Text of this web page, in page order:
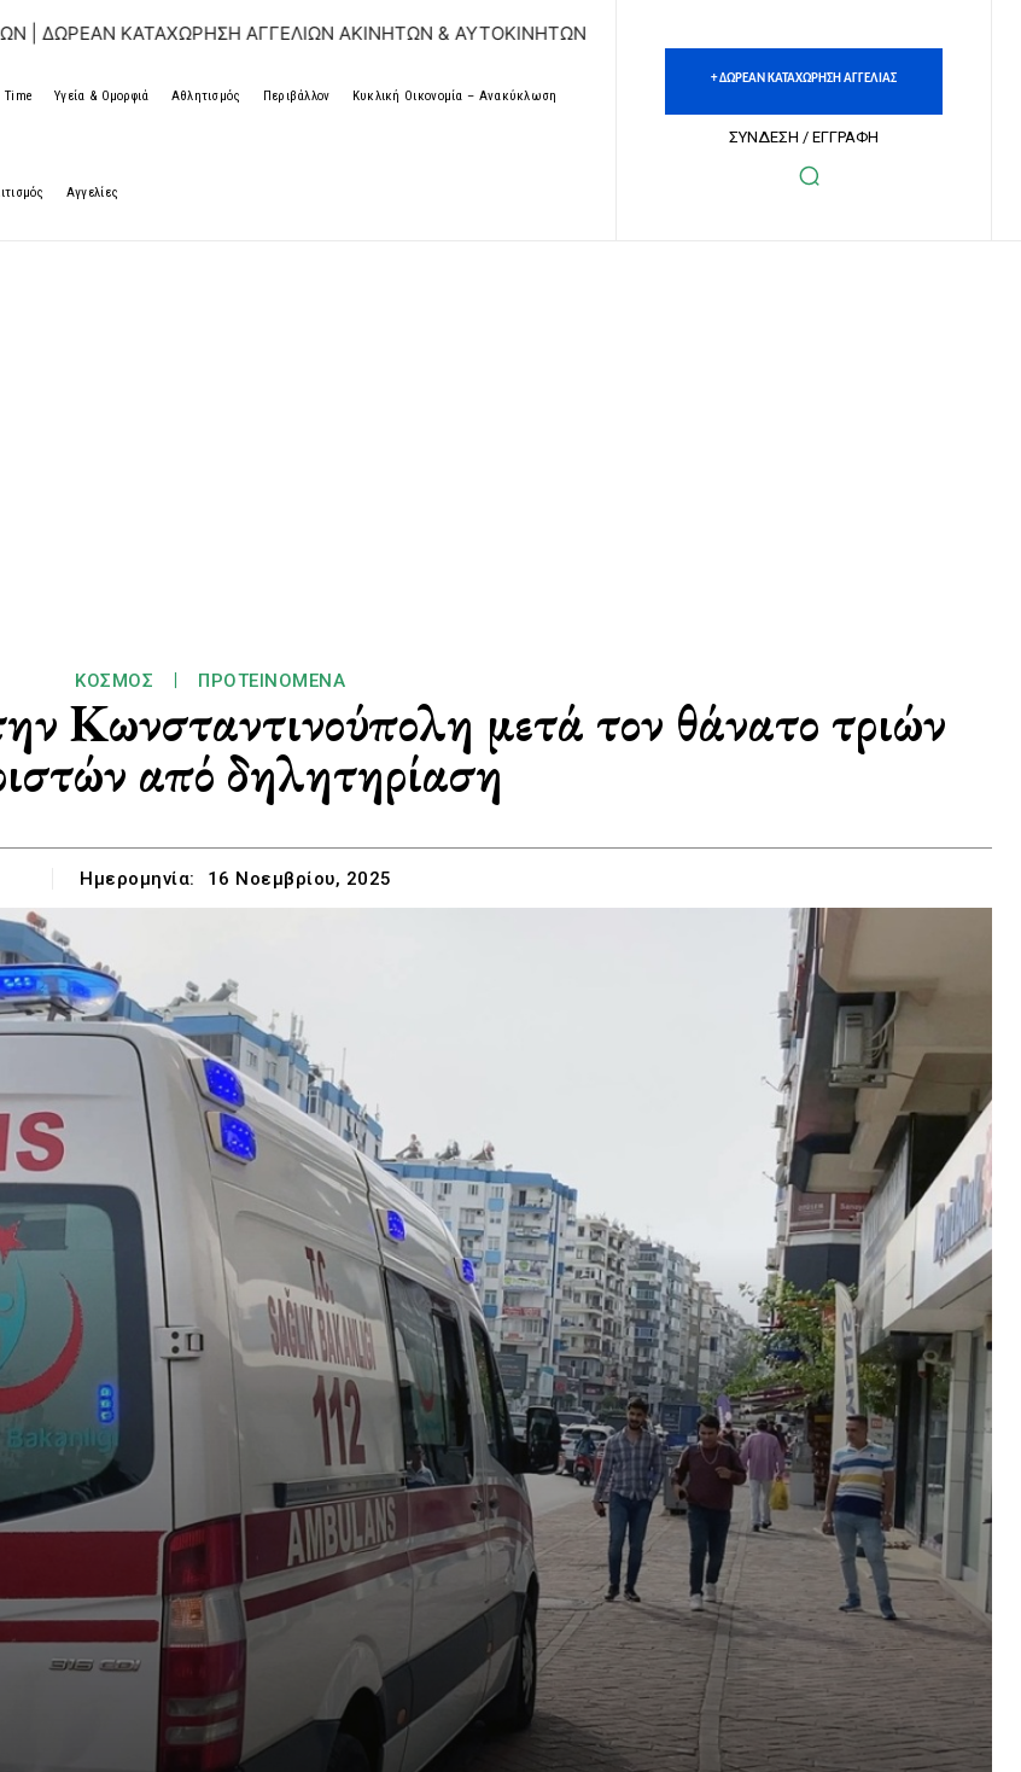
ΑΓΓΕΛΙΩΝ ΑΚΙΝΗΤΩΝ & ΑΥΤΟΚΙΝΗΤΩΝ | ΔΩΡΕΑΝ ΚΑΤΑΧΩΡΗΣΗ ΑΓΓΕΛΙΩΝ ΑΚΙΝΗΤΩΝ &
Time Υγεία & Ομορφιά Αθλητισμός Περιβάλλον Κυκλική Οικονομία – Ανακύκλωση
Αγγελίες
+ ΔΩΡΕΑΝ ΚΑΤΑΧΩΡΗΣΗ ΑΓΓΕΛΙΑΣ
ΣΥΝΔΕΣΗ / ΕΓΓΡΑΦΗ
ΚΌΣΜΟΣ ΠΡΟΤΕΙΝΌΜΕΝΑ
Κωνσταντινούπολη μετά τον θάνατο τριών
από δηλητηρίαση
Ημερομηνία: 16 Νοεμβρίου, 2025